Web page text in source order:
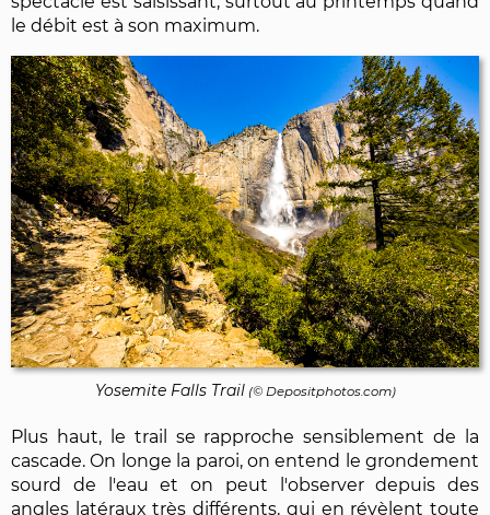
le débit est à son maximum.
Yosemite Falls Trail(© Depositphotos.com)
Plus haut, le trail se rapproche sensiblement de la
cascade. On longe la paroi, on entend le grondement
sourd de l'eau et on peut l'observer depuis des
angles latéraux très différents, qui en révèlent toute